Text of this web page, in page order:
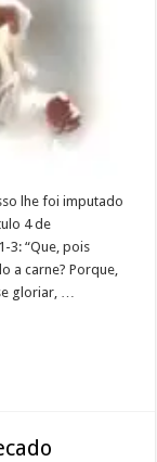
lhe foi imputado
4 de
3: “Que, pois
a carne? Porque,
gloriar, …